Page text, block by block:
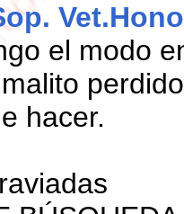
el modo
hacer.